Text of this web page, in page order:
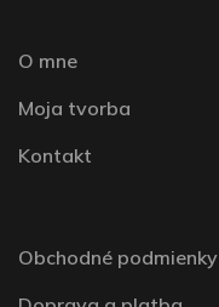
O mne
Moja tvorba
Kontakt
Obchodné podmienky